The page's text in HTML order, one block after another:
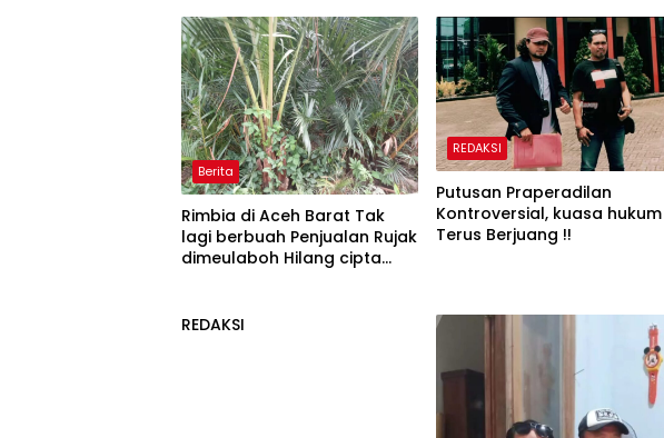
Berita
Rimbia di Aceh Barat Tak
lagi berbuah Penjualan Rujak
dimeulaboh Hilang cipta
REDAKSI
Putusan Praperadilan
Kontroversial, kuasa hukum
Terus Berjuang !!
REDAKSI